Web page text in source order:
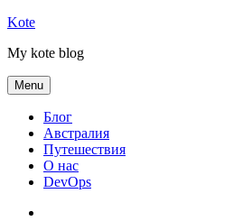
Skip
content
Kote
My kote blog
Menu
Блог
Австралия
Путешествия
О нас
DevOps